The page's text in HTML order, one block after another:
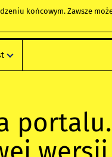
końcowym. Zawsze